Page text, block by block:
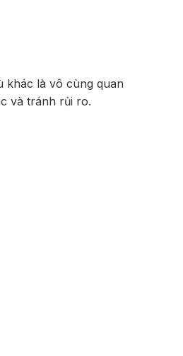
khác là vô cùng quan
và tránh rủi ro.